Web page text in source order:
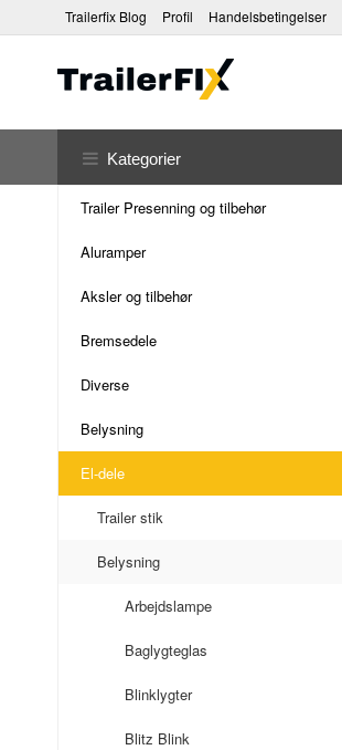
Trailerfix Blog Profil Handelsbetingelser
Kategorier
Trailer Presenning og tilbehør
Aluramper
Aksler og tilbehør
Bremsedele
Diverse
Belysning
El-dele
Trailer stik
Belysning
Arbejdslampe
Baglygteglas
Blinklygter
Blitz Blink